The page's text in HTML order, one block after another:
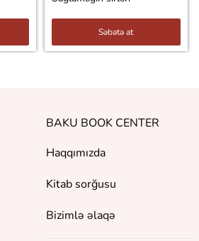
Səbətə at
BAKU BOOK CENTER
Haqqımızda
Kitab sorğusu
Bizimlə əlaqə